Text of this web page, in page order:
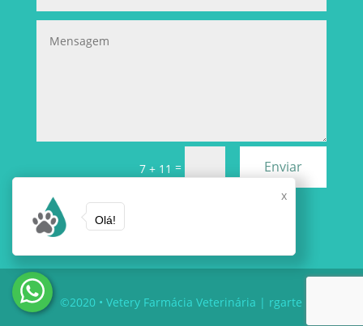
7 + 11 = Enviar
©2020 •Vetery Farmácia Veterinária | rgarte
x
Olá!